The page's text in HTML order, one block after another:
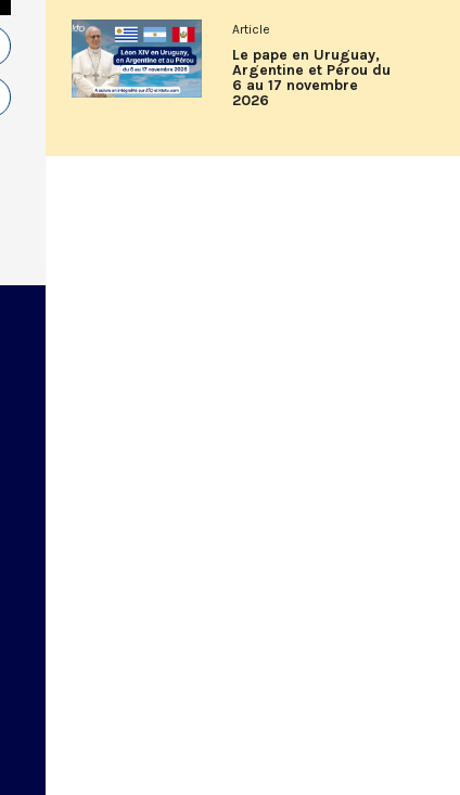
Article
Le pape en Uruguay,
Argentine et Pérou du
6 au 17 novembre
2026